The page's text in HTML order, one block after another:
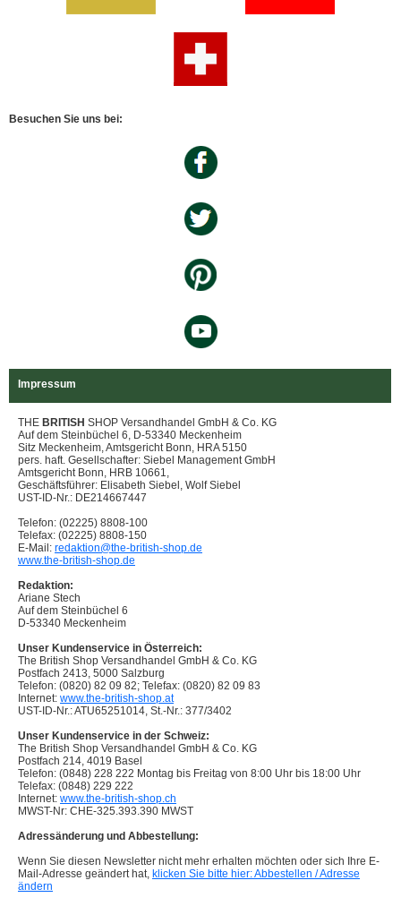
Besuchen Sie uns bei:
Impressum
THE BRITISH SHOP Versandhandel GmbH & Co. KG
Auf dem Steinbüchel 6, D-53340 Meckenheim
Sitz Meckenheim, Amtsgericht Bonn, HRA 5150
pers. haft. Gesellschafter: Siebel Management GmbH
Amtsgericht Bonn, HRB 10661,
Geschäftsführer: Elisabeth Siebel, Wolf Siebel
UST-ID-Nr.: DE214667447
Telefon: (02225) 8808-100
Telefax: (02225) 8808-150
E-Mail: redaktion@the-british-shop.de
www.the-british-shop.de
Redaktion:
Ariane Stech
Auf dem Steinbüchel 6
D-53340 Meckenheim
Unser Kundenservice in Österreich:
The British Shop Versandhandel GmbH & Co. KG
Postfach 2413, 5000 Salzburg
Telefon: (0820) 82 09 82; Telefax: (0820) 82 09 83
Internet: www.the-british-shop.at
UST-ID-Nr.: ATU65251014, St.-Nr.: 377/3402
Unser Kundenservice in der Schweiz:
The British Shop Versandhandel GmbH & Co. KG
Postfach 214, 4019 Basel
Telefon: (0848) 228 222 Montag bis Freitag von 8:00 Uhr bis 18:00 Uhr
Telefax: (0848) 229 222
Internet: www.the-british-shop.ch
MWST-Nr: CHE-325.393.390 MWST
Adressänderung und Abbestellung:
Wenn Sie diesen Newsletter nicht mehr erhalten möchten oder sich Ihre E-
Mail-Adresse geändert hat, klicken Sie bitte hier: Abbestellen / Adresse
ändern